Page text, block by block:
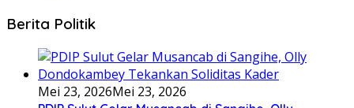
Berita Politik
Mei 23, 2026Mei 23, 2026